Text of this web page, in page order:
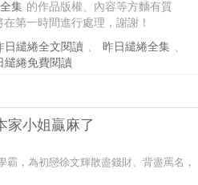
集 的作品版權、內容等方麵有質
第一時間進行處理，謝謝！
日繾綣全文閱讀 、 昨日繾綣全集 、
繾綣免費閱讀
家小姐贏麻了
霸，為初戀徐文輝散盡錢財、背盡罵名，